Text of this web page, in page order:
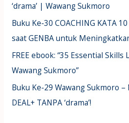
‘drama’ | Wawang Sukmoro
Buku Ke-30 COACHING KATA
saat GENBA untuk
FREE ebook: “35 Essential Skills
Wawang Sukmoro”
Buku Ke-29 Wawang Sukmoro –
DEAL+ TANPA ‘drama’!